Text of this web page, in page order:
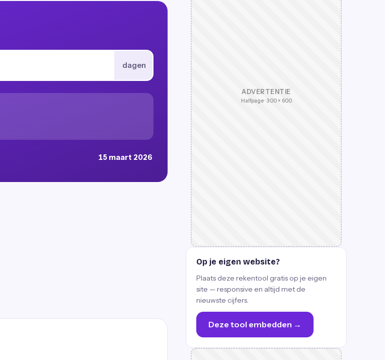
dagen
15 maart 2026
ADVERTENTIE
Halfpage · 300 × 600
Op je eigen website?
Plaats deze rekentool gratis op je eigen
site — responsive en altijd met de
nieuwste cijfers.
Deze tool embedden →